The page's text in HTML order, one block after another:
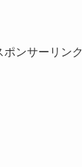
ポンサーリンク